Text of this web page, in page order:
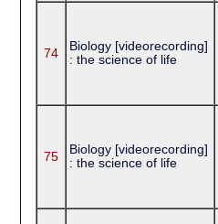
74
Biology [videorecording]
: the science of life
75
Biology [videorecording]
: the science of life